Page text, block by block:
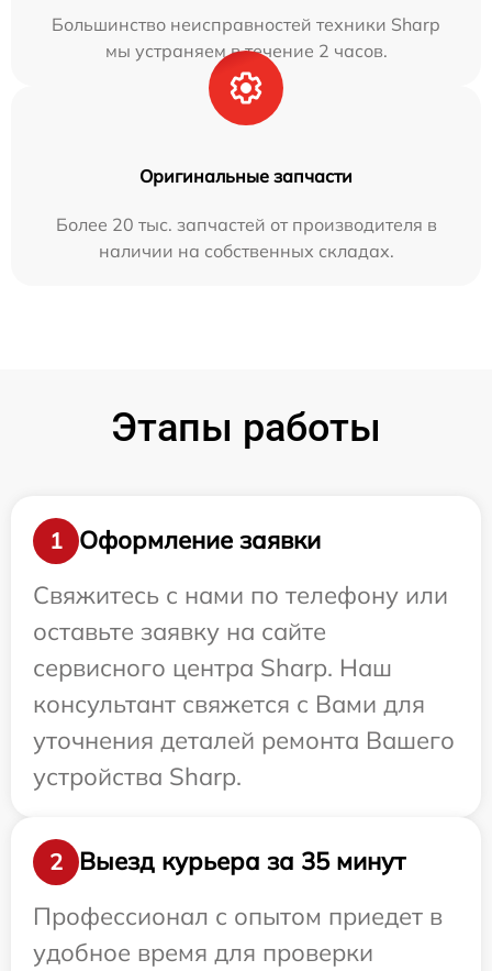
Большинство неисправностей техники Sharp
мы устраняем в течение 2 часов.
Оригинальные запчасти
Более 20 тыс. запчастей от производителя в
наличии на собственных складах.
Этапы работы
1
Оформление заявки
Свяжитесь с нами по телефону или
оставьте заявку на сайте
сервисного центра Sharp. Наш
консультант свяжется с Вами для
уточнения деталей ремонта Вашего
устройства Sharp.
2
Выезд курьера за 35 минут
Профессионал с опытом приедет в
удобное время для проверки